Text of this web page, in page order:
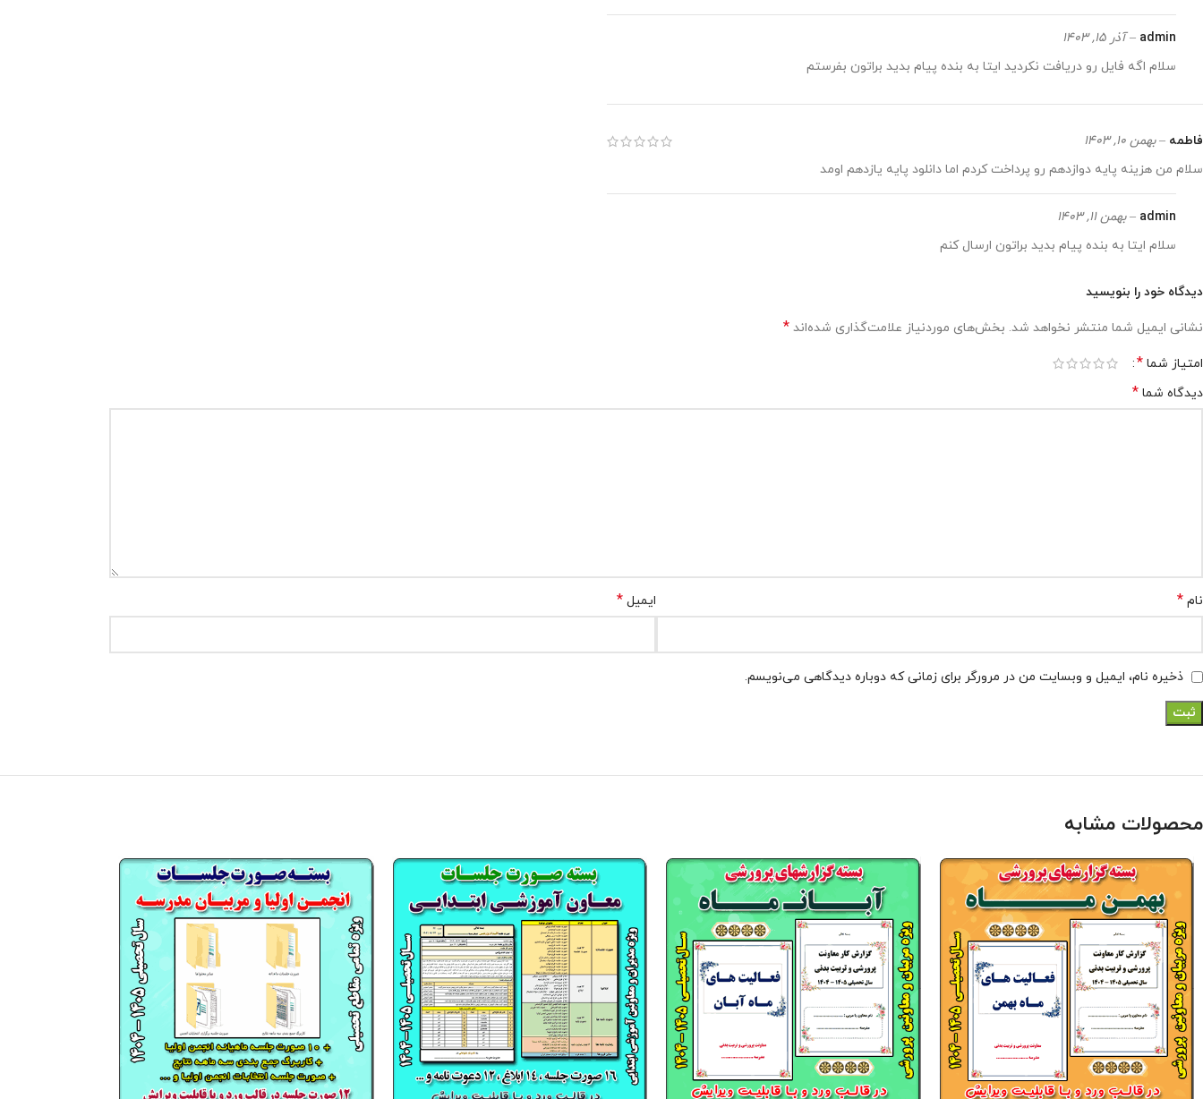
admin
– آذر 15, 1403
سلام اگه فایل رو دریافت نکردید ایتا به بنده پیام بدید براتون بفرستم
فاطمه – بهمن 10, 1403
سلام من هزینه پایه دوازدهم رو پرداخت کردم اما دانلود پایه یازدهم اومد
admin
– بهمن 11, 1403
سلام ایتا به بنده پیام بدید براتون ارسال کنم
دیدگاه خود را بنویسید
نشانی ایمیل شما منتشر نخواهد شد. بخش‌های موردنیاز علامت‌گذاری شده‌اند *
امتیاز شما *
دیدگاه شما *
نام * ایمیل *
ذخیره نام، ایمیل و وبسایت من در مرورگر برای زمانی که دوباره دیدگاهی می‌نویسم.
محصولات مشابه